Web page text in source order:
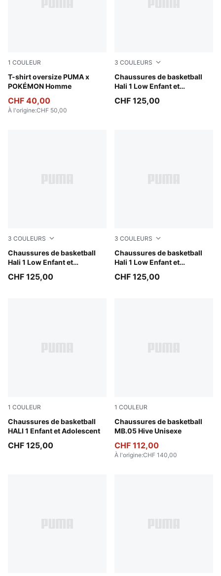
1 COULEUR
T-shirt oversize PUMA x
POKÉMON Homme
PUMA Team Royal
CHF 40,00
À l'origine:CHF 50,00
3 COULEURS
Chaussures de basketball
Hali 1 Low Enfant et
Fresh Mint-Green Moon
CHF 125,00
3 COULEURS
Chaussures de basketball
Hali 1 Low Enfant et
PUMA White-Vibrant Silver
CHF 125,00
3 COULEURS
Chaussures de basketball
Hali 1 Low Enfant et
Cobalt Glaze-Zen Blue
CHF 125,00
1 COULEUR
Chaussures de basketball
HALI 1 Enfant et Adolescent
Mustard Seed-Sea Kelp
CHF 125,00
1 COULEUR
Chaussures de basketball
MB.05 Hive Unisexe
Bright Aqua-Pure Magenta
CHF 112,00
À l'origine:CHF 140,00